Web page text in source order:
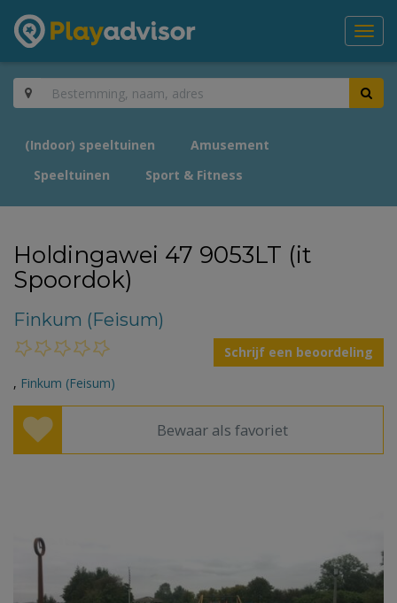
(Indoor) speeltuinen
Amusement
Speeltuinen
Sport & Fitness
Holdingawei 47 9053LT (it
Spoordok)
Finkum (Feisum)
Schrijf een beoordeling
, Finkum (Feisum)
Bewaar als favoriet